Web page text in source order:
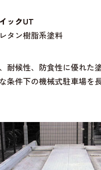
ックUT
タン樹脂系塗料
耐候性、防食性に優れた
条件下の機械式駐車場を